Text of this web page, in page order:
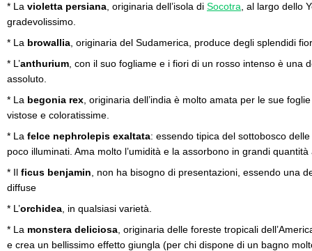
* La violetta persiana , originaria dell’isola di Socotra , al largo dello
gradevolissimo.
* La browallia , originaria del Sudamerica, produce degli splendidi
* L’anthurium , con il suo fogliame e i fiori di un rosso intenso è una
assoluto.
* La begonia rex , originaria dell’india è molto amata per le sue
vistose e coloratissime.
* La felce nephrolepis exaltata: essendo tipica del sottobosco
poco illuminati. Ama molto l’umidità e la assorbono in grandi
* Il ficus benjamin , non ha bisogno di presentazioni, essendo una
diffuse
* L’orchidea , in qualsiasi varietà.
* La monstera deliciosa , originaria delle foreste tropicali
e crea un bellissimo effetto giungla (per chi dispone di un bagno